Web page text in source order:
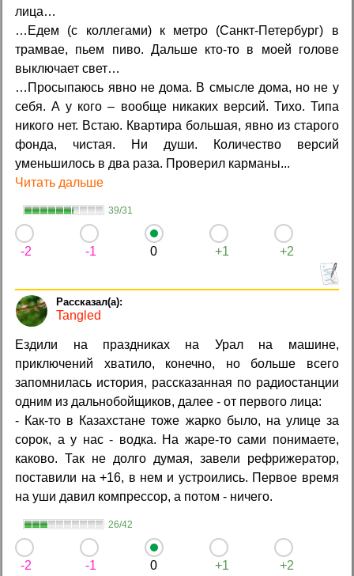
лица…
…Едем (с коллегами) к метро (Санкт-Петербург) в
трамвае, пьем пиво. Дальше кто-то в моей голове
выключает свет…
…Просыпаюсь явно не дома. В смысле дома, но не у
себя. А у кого – вообще никаких версий. Тихо. Типа
никого нет. Встаю. Квартира большая, явно из старого
фонда, чистая. Ни души. Количество версий
уменьшилось в два раза. Проверил карманы...
Читать дальше
39/31
-2 -1 0 +1 +2
Tangled
Ездили на праздниках на Урал на машине,
приключений хватило, конечно, но больше всего
запомнилась история, рассказанная по радиостанции
одним из дальнобойщиков, далее - от первого лица:
- Как-то в Казахстане тоже жарко было, на улице за
сорок, а у нас - водка. На жаре-то сами понимаете,
каково. Так не долго думая, завели рефрижератор,
поставили на +16, в нем и устроились. Первое время
на уши давил компрессор, а потом - ничего.
26/42
-2 -1 0 +1 +2